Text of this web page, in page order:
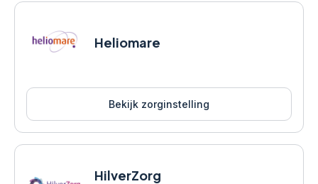
Heliomare
Bekijk zorginstelling
HilverZorg